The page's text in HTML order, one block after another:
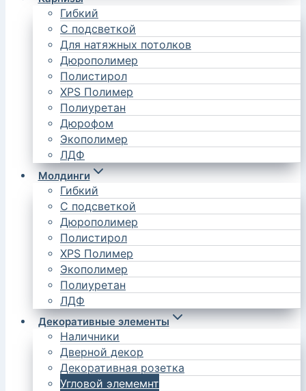
Гибкий
С подсветкой
Для натяжных потолков
Дюрополимер
Полистирол
XPS Полимер
Полиуретан
Дюрофом
Экополимер
ЛДФ
Молдинги
Гибкий
С подсветкой
Дюрополимер
Полистирол
XPS Полимер
Экополимер
Полиуретан
ЛДФ
Декоративные элементы
Наличники
Дверной декор
Декоративная розетка
Угловой элемемнт